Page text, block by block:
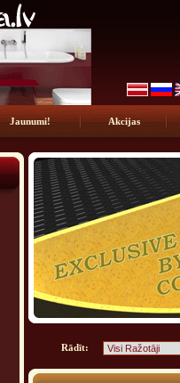
Jaunumi! Akcijas
Rādīt: